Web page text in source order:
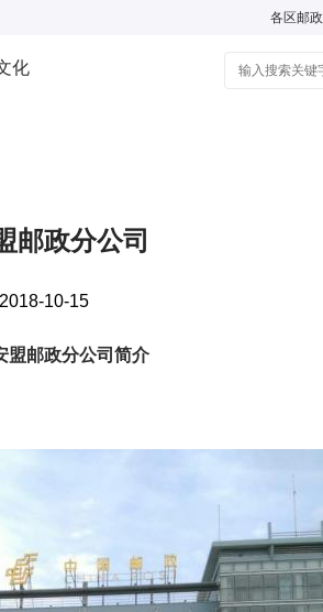
各区邮政
化
邮政分公司
2018-10-15
盟邮政分公司简介